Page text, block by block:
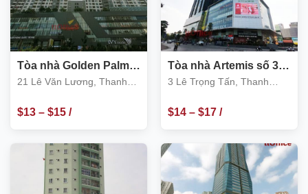
Tòa nhà Golden Palm
21 Lê Văn Lương
21 Lê Văn Lương, Thanh
$13– $15/
Tòa nhà Artemis số 3
Lê Trọng Tấn, Thanh
3 Lê Trọng Tấn, Thanh
$14– $17/
m2